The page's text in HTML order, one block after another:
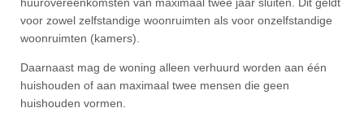
huurovereenkomsten van maximaal twee jaar sluiten. Dit geldt
voor zowel zelfstandige woonruimten als voor onzelfstandige
woonruimten (kamers).
Daarnaast mag de woning alleen verhuurd worden aan één
huishouden of aan maximaal twee mensen die geen
huishouden vormen.